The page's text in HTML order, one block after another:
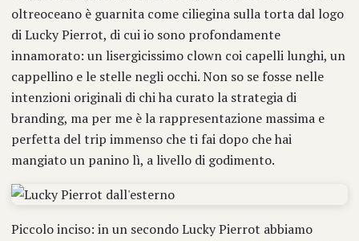
oltreoceano è guarnita come ciliegina sulla torta dal logo
di Lucky Pierrot, di cui io sono profondamente
innamorato: un lisergicissimo clown coi capelli lunghi, un
cappellino e le stelle negli occhi. Non so se fosse nelle
intenzioni originali di chi ha curato la strategia di
branding, ma per me è la rappresentazione massima e
perfetta del trip immenso che ti fai dopo che hai
mangiato un panino lì, a livello di godimento.
Piccolo inciso: in un secondo Lucky Pierrot abbiamo